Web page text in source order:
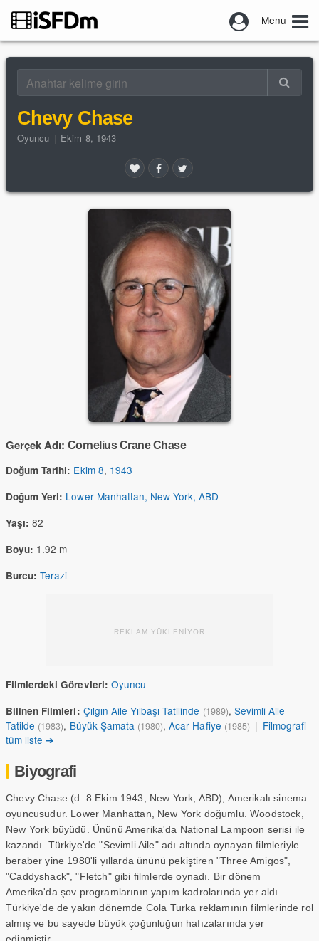
Menu
Chevy Chase
Oyuncu Ekim 8, 1943
Gerçek Adı: Cornelius Crane Chase
Doğum Tarihi: Ekim 8, 1943
Doğum Yeri: Lower Manhattan, New York, ABD
Yaşı: 82
Boyu: 1.92 m
Burcu: Terazi
REKLAM YÜKLENİYOR
Filmlerdeki Görevleri: Oyuncu
Bilinen Filmleri: Çılgın Aile Yılbaşı Tatilinde (1989), Sevimli Aile
Tatilde (1983), Büyük Şamata (1980),Acar Hafiye (1985) | Filmografi
tüm liste ➔
Biyografi
Chevy Chase (d. 8 Ekim 1943; New York, ABD), Amerikalı sinema
oyuncusudur. Lower Manhattan, New York doğumlu. Woodstock,
New York büyüdü. Ününü Amerika'da National Lampoon serisi ile
kazandı. Türkiye'de "Sevimli Aile" adı altında oynayan filmleriyle
beraber yine 1980'li yıllarda ününü pekiştiren "Three Amigos",
"Caddyshack", "Fletch" gibi filmlerde oynadı. Bir dönem
Amerika'da şov programlarının yapım kadrolarında yer aldı.
Türkiye'de de yakın dönemde Cola Turka reklamının filmlerinde rol
almış ve bu sayede büyük çoğunluğun hafızalarında yer